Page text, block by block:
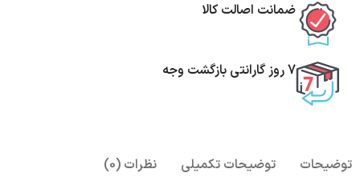
ضمانت اصالت کالا
7 روز گارانتی بازگشت وجه
توضیحات توضیحات تکمیلی نظرات (0)